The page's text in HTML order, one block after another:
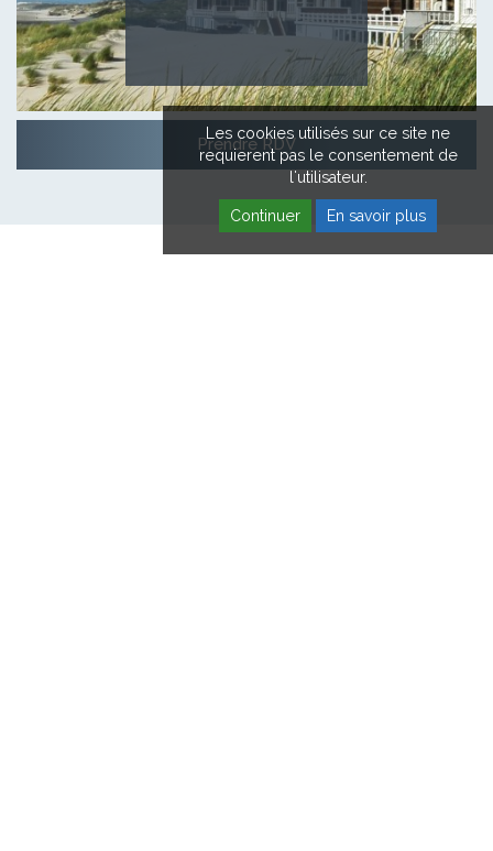
Prendre RDV
Les cookies utilisés sur ce site ne
requierent pas le consentement de
l'utilisateur.
Continuer En savoir plus